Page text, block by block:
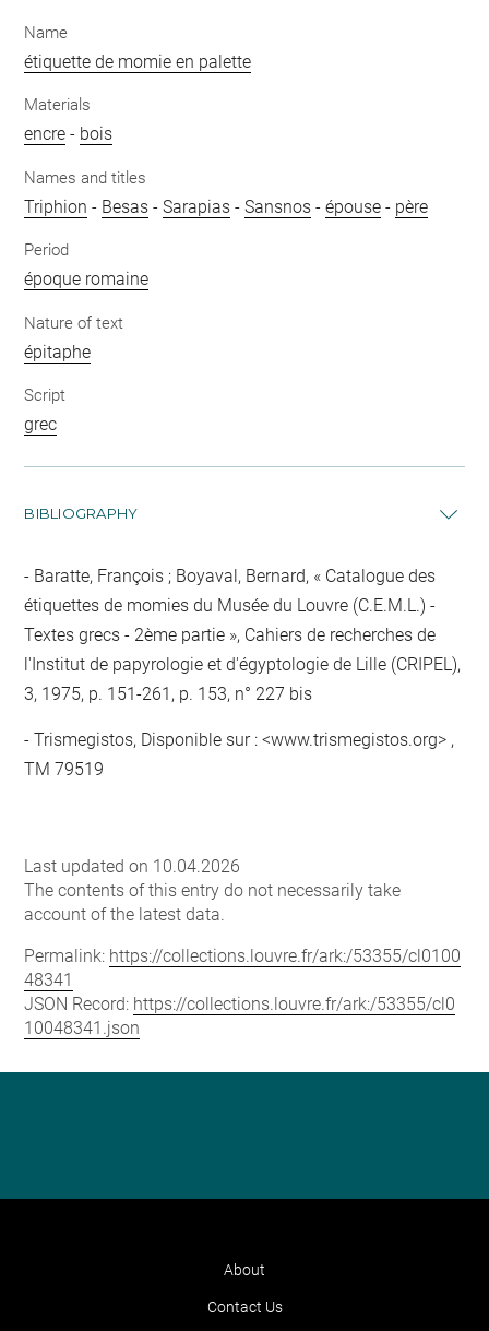
Name
étiquette de momie en palette
Materials
encre - bois
Names and titles
Triphion - Besas -Sarapias -Sansnos -épouse - père
Period
époque romaine
Nature of text
épitaphe
Script
grec
BIBLIOGRAPHY
Baratte, François ; Boyaval, Bernard, « Catalogue des
étiquettes de momies du Musée du Louvre (C.E.M.L.) -
Textes grecs - 2ème partie », Cahiers de recherches de
l'Institut de papyrologie et d'égyptologie de Lille (CRIPEL),
3, 1975, p. 151-261, p. 153, n° 227 bis
Trismegistos, Disponible sur : <www.trismegistos.org> ,
TM 79519
Last updated on 10.04.2026
The contents of this entry do not necessarily take
account of the latest data.
Permalink: https://collections.louvre.fr/ark:/53355/cl0100
48341
JSON Record: https://collections.louvre.fr/ark:/53355/cl0
10048341.json
About
Contact Us